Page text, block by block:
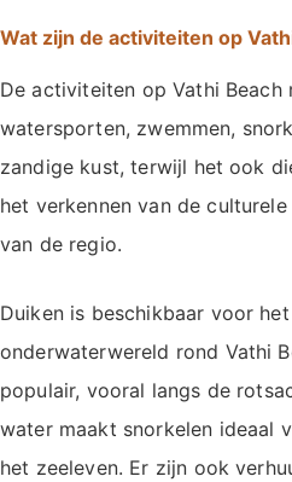
Wat zijn de activiteiten op
De activiteiten op Vathi Beach
watersporten, zwemmen,
zandige kust, terwijl het ook
het verkennen van de
van de regio.
Duiken is beschikbaar voor
onderwaterwereld rond Vathi
populair, vooral langs de
water maakt snorkelen ideaal
het zeeleven. Er zijn ook